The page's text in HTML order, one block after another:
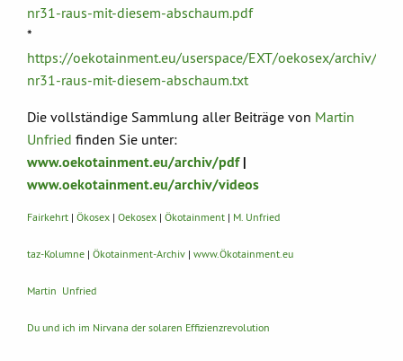
nr31-raus-mit-diesem-abschaum.pdf
*
https://oekotainment.eu/userspace/EXT/oekosex/archiv/
nr31-raus-mit-diesem-abschaum.txt
Die vollständige Sammlung aller Beiträge von Martin
Unfried finden Sie unter:
www.oekotainment.eu/archiv/pdf|
www.oekotainment.eu/archiv/videos
Fairkehrt | Ökosex | Oekosex | Ökotainment | M. Unfried
taz-Kolumne | Ökotainment-Archiv | www.Ökotainment.eu
Martin Unfried
Du und ich im Nirvana der solaren Effizienzrevolution